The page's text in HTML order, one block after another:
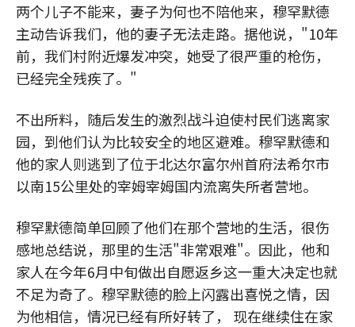
两个儿子不能来，妻子为何也不陪他来，穆罕默德
主动告诉我们，他的妻子无法走路。据他说，"10年
前，我们村附近爆发冲突，她受了很严重的枪伤，
已经完全残疾了。"
不出所料，随后发生的激烈战斗迫使村民们逃离家
园，到他们认为比较安全的地区避难。穆罕默德和
他的家人则逃到了位于北达尔富尔州首府法希尔市
以南15公里处的宰姆宰姆国内流离失所者营地。
穆罕默德简单回顾了他们在那个营地的生活，很伤
感地总结说，那里的生活"非常艰难"。因此，他和
家人在今年6月中旬做出自愿返乡这一重大决定也就
不足为奇了。穆罕默德的脸上闪露出喜悦之情，因
为他相信，情况已经有所好转了， 现在继续住在家